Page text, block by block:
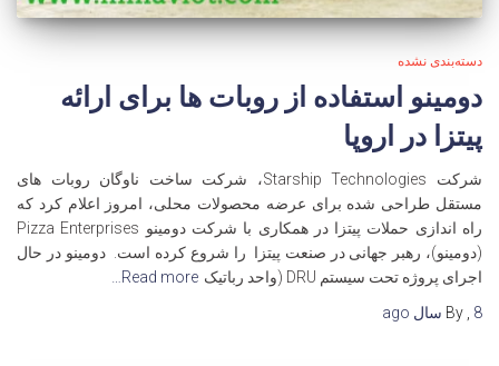
دسته‌بندی نشده
دومینو استفاده از روبات ها برای ارائه
پیتزا در اروپا
شرکت Starship Technologies، شرکت ساخت ناوگان روبات های
مستقل طراحی شده برای عرضه محصولات محلی، امروز اعلام کرد که
راه اندازی حملات پیتزا در همکاری با شرکت دومینو Pizza Enterprises
(دومینو)، رهبر جهانی در صنعت پیتزا را شروع کرده است. دومینو در حال
اجرای پروژه تحت سیستم DRU (واحد رباتیک
Read more…
By
8 سال